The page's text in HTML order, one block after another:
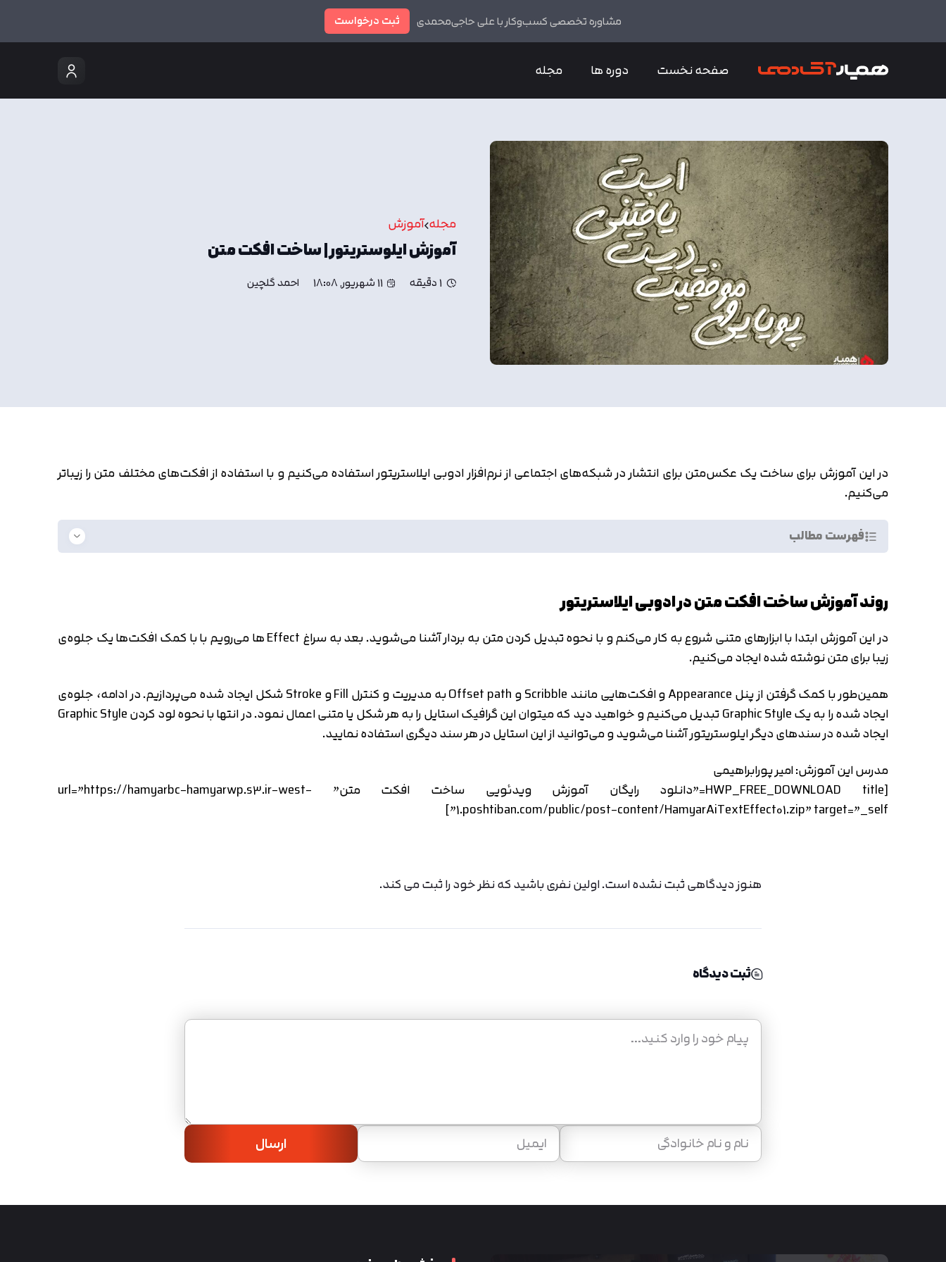
مشاوره تخصصی کسب‌وکار با علی حاجی‌محمدی ثبت درخواست
صفحه نخست دوره ها مجله
مجله آموزش
آموزش ایلوستریتور | ساخت افکت متن
1 دقیقه 11 شهریور, 18:08 احمد گلچین
در این آموزش برای ساخت یک عکس‌متن برای انتشار در شبکه‌های اجتماعی از نرم‌افزار ادوبی ایلاستریتور استفاده می‌کنیم و با استفاده از افکت‌های مختلف متن را زیباتر
می‌کنیم.
فهرست مطالب
روند آموزش ساخت افکت متن در ادوبی ایلاستریتور
در این آموزش ابتدا با ابزارهای متنی شروع به کار می‌کنم و با نحوه تبدیل کردن متن به بردار آشنا می‌شوید. بعد به سراغ Effect ها می‌رویم با با کمک افکت‌ها یک جلوه‌ی
زیبا برای متن نوشته شده ایجاد می‌کنیم.
همین‌طور با کمک گرفتن از پنل Appearance و افکت‌هایی مانند Scribble و Offset path به مدیریت و کنترل Fill و Stroke شکل ایجاد شده می‌پردازیم. در ادامه، جلوه‌ی
ایجاد شده را به یک Graphic Style تبدیل می‌کنیم و خواهید دید که میتوان این گرافیک استایل را به هر شکل یا متنی اعمال نمود. در انتها با نحوه لود کردن Graphic Style
ایجاد شده در سندهای دیگر ایلوستریتور آشنا می‌شوید و می‌توانید از این استایل در هر سند دیگری استفاده نمایید.
مدرس این آموزش: امیر پورابراهیمی
[HWP_FREE_DOWNLOAD title=”دانلود رایگان آموزش ویدئویی ساخت افکت متن” url=”https://hamyarbc-hamyarwp.s3.ir-west-
1.poshtiban.com/public/post-content/HamyarAiTextEffect01.zip” target=”_self”]
هنوز دیدگاهی ثبت نشده است. اولین نفری باشید که نظر خود را ثبت می کند.
ثبت دیدگاه
ارسال
تایید کد
کد ارسال شده را وارد کنید
اصلاح شماره
دریافت مجدد کد:00:59